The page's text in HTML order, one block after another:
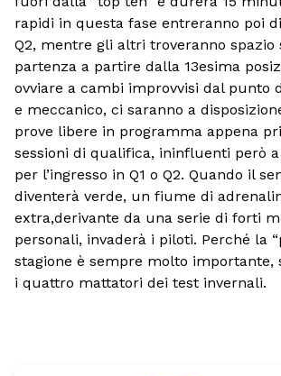
rapidi in questa fase entreranno poi
Q2, mentre gli altri troveranno spazio
partenza a partire dalla 13esima
ovviare a cambi improvvisi dal punto
e meccanico, ci saranno a
prove libere in programma appena
sessioni di qualifica, ininfluenti però
per l’ingresso in Q1 o Q2. Quando il
diventerà verde, un fiume di
extra,derivante da una serie di forti
personali, invaderà i piloti. Perché la
stagione è sempre molto importante,
i quattro mattatori dei test invernali.